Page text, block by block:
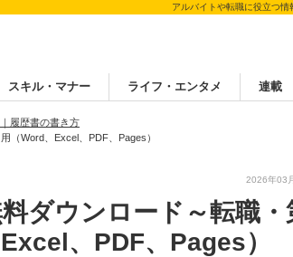
アルバイトや転職に役立つ
スキル・マナー ライフ・エンタメ 連載
履歴書の書き方
（Word、Excel、PDF、Pages）
2026年03
ダウンロード～転職・
、PDF、Pages）